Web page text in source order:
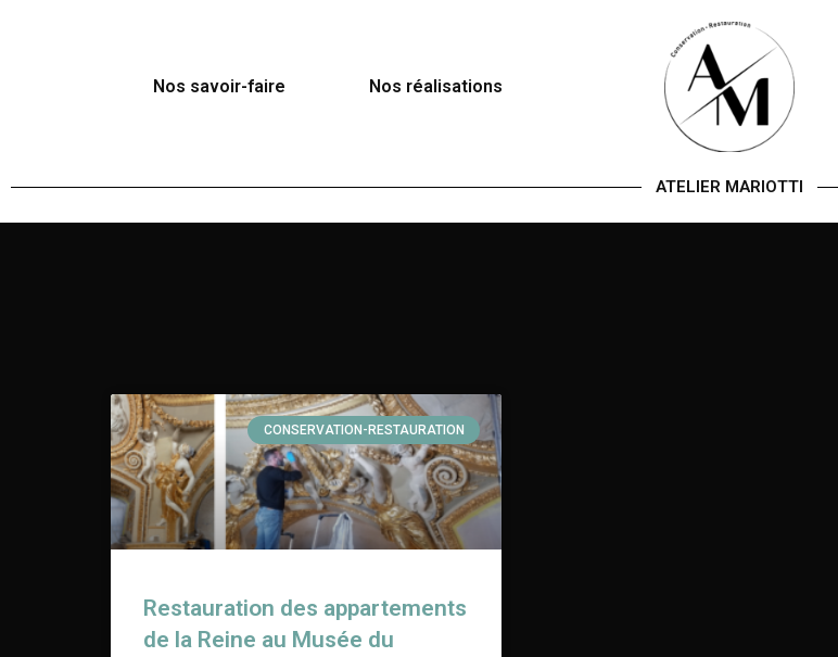
Nos savoir-faire Nos réalisations
ATELIER MARIOTTI
CONSERVATION-RESTAURATION
Restauration des appartements
de la Reine au Musée du